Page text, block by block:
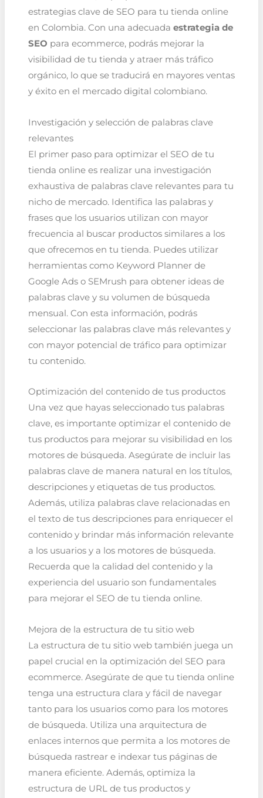
estrategias clave de SEO para tu tienda online
en Colombia. Con una adecuada estrategia de
SEO para ecommerce, podrás mejorar la
visibilidad de tu tienda y atraer más tráfico
orgánico, lo que se traducirá en mayores ventas
y éxito en el mercado digital colombiano.
Investigación y selección de palabras clave
relevantes
El primer paso para optimizar el SEO de tu
tienda online es realizar una investigación
exhaustiva de palabras clave relevantes para tu
nicho de mercado. Identifica las palabras y
frases que los usuarios utilizan con mayor
frecuencia al buscar productos similares a los
que ofrecemos en tu tienda. Puedes utilizar
herramientas como Keyword Planner de
Google Ads o SEMrush para obtener ideas de
palabras clave y su volumen de búsqueda
mensual. Con esta información, podrás
seleccionar las palabras clave más relevantes y
con mayor potencial de tráfico para optimizar
tu contenido.
Optimización del contenido de tus productos
Una vez que hayas seleccionado tus palabras
clave, es importante optimizar el contenido de
tus productos para mejorar su visibilidad en los
motores de búsqueda. Asegúrate de incluir las
palabras clave de manera natural en los títulos,
descripciones y etiquetas de tus productos.
Además, utiliza palabras clave relacionadas en
el texto de tus descripciones para enriquecer el
contenido y brindar más información relevante
a los usuarios y a los motores de búsqueda.
Recuerda que la calidad del contenido y la
experiencia del usuario son fundamentales
para mejorar el SEO de tu tienda online.
Mejora de la estructura de tu sitio web
La estructura de tu sitio web también juega un
papel crucial en la optimización del SEO para
ecommerce. Asegúrate de que tu tienda online
tenga una estructura clara y fácil de navegar
tanto para los usuarios como para los motores
de búsqueda. Utiliza una arquitectura de
enlaces internos que permita a los motores de
búsqueda rastrear e indexar tus páginas de
manera eficiente. Además, optimiza la
estructura de URL de tus productos y